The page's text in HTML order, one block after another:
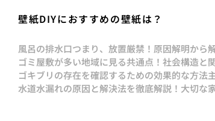
壁紙DIYにおすすめの壁紙は？
風呂の排水口つまり、放置厳禁！原因解明から
ゴミ屋敷が多い地域に見る共通点！社会構造と
ゴキブリの存在を確認するための効果的な方法
水道水漏れの原因と解決法を徹底解説！大切な